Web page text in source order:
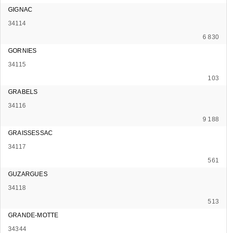
GIGNAC
34114
6 830
GORNIES
34115
103
GRABELS
34116
9 188
GRAISSESSAC
34117
561
GUZARGUES
34118
513
GRANDE-MOTTE
34344